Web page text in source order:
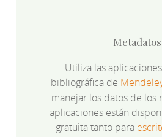
Metadatos
Utiliza las
bibliográfica de
manejar los datos de los
aplicaciones están
gratuita tanto para